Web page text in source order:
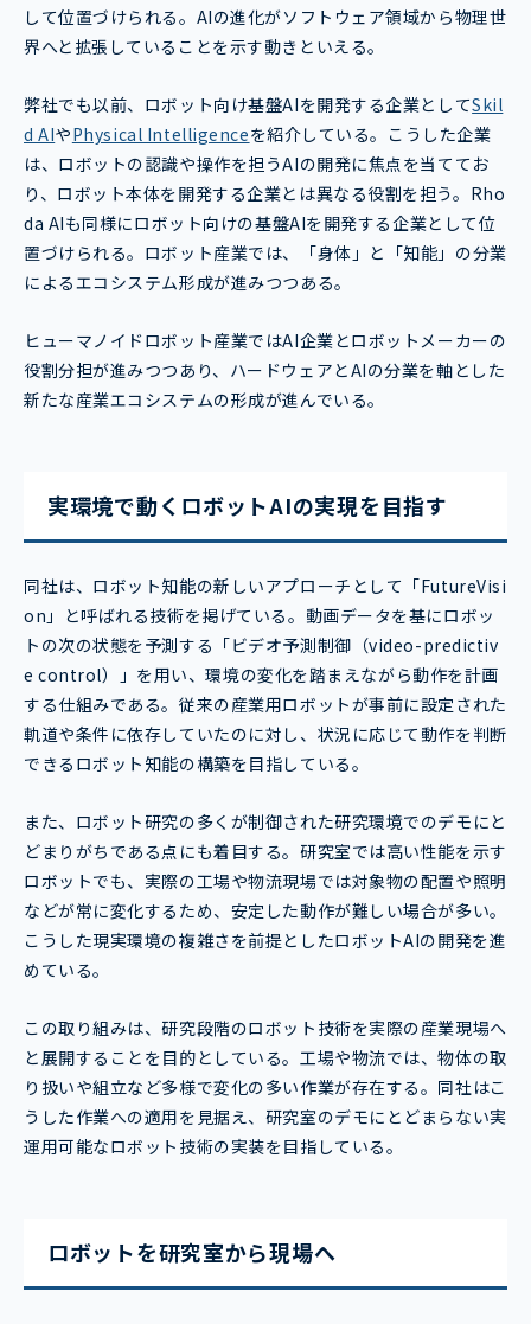
して位置づけられる。AIの進化がソフトウェア領域から物理世
界へと拡張していることを示す動きといえる。
弊社でも以前、ロボット向け基盤AIを開発する企業としてSkil
d AIやPhysical Intelligenceを紹介している。こうした企業
は、ロボットの認識や操作を担うAIの開発に焦点を当ててお
り、ロボット本体を開発する企業とは異なる役割を担う。Rho
da AIも同様にロボット向けの基盤AIを開発する企業として位
置づけられる。ロボット産業では、「身体」と「知能」の分業
によるエコシステム形成が進みつつある。
ヒューマノイドロボット産業ではAI企業とロボットメーカーの
役割分担が進みつつあり、ハードウェアとAIの分業を軸とした
新たな産業エコシステムの形成が進んでいる。
実環境で動くロボットAIの実現を目指す
同社は、ロボット知能の新しいアプローチとして「FutureVisi
on」と呼ばれる技術を掲げている。動画データを基にロボッ
トの次の状態を予測する「ビデオ予測制御（video-predictiv
e control）」を用い、環境の変化を踏まえながら動作を計画
する仕組みである。従来の産業用ロボットが事前に設定された
軌道や条件に依存していたのに対し、状況に応じて動作を判断
できるロボット知能の構築を目指している。
また、ロボット研究の多くが制御された研究環境でのデモにと
どまりがちである点にも着目する。研究室では高い性能を示す
ロボットでも、実際の工場や物流現場では対象物の配置や照明
などが常に変化するため、安定した動作が難しい場合が多い。
こうした現実環境の複雑さを前提としたロボットAIの開発を進
めている。
この取り組みは、研究段階のロボット技術を実際の産業現場へ
と展開することを目的としている。工場や物流では、物体の取
り扱いや組立など多様で変化の多い作業が存在する。同社はこ
うした作業への適用を見据え、研究室のデモにとどまらない実
運用可能なロボット技術の実装を目指している。
ロボットを研究室から現場へ